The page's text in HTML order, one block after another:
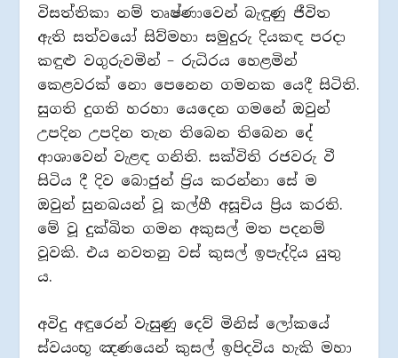
විසත්තිකා නම් තෘෂ්ණාවෙන් බැඳුණු ජීවිත
ඇති සත්වයෝ සිව්මහා සමුදුරු දියකඳ පරදා
කඳුළු වගුරුවමින් – රුධිරය හෙළමින්
කෙළවරක් නො පෙනෙන ගමනක යෙදී සිටිති.
සුගති දුගති හරහා යෙදෙන ගමනේ ඔවුන්
උපදින උපදින තැන තිබෙන තිබෙන දේ
ආශාවෙන් වැළඳ ගනිති. සක්විති රජවරු වී
සිටිය දී දිව බොජුන් ප‍්‍රිය කරන්නා සේ ම
ඔවුන් සුනඛයන් වූ කල්හී අසූචිය පි‍්‍රය කරති.
මේ වූ දුක්ඛිත ගමන අකුසල් මත පදනම්
වූවකි. එය නවතනු වස් කුසල් ඉපැද්දිය යුතු
ය.
අවිදු අඳුරෙන් වැසුණු දෙව් මිනිස් ලෝකයේ
ස්වයංභූ ඤණයෙන් කුසල් ඉපිදවිය හැකි මහා